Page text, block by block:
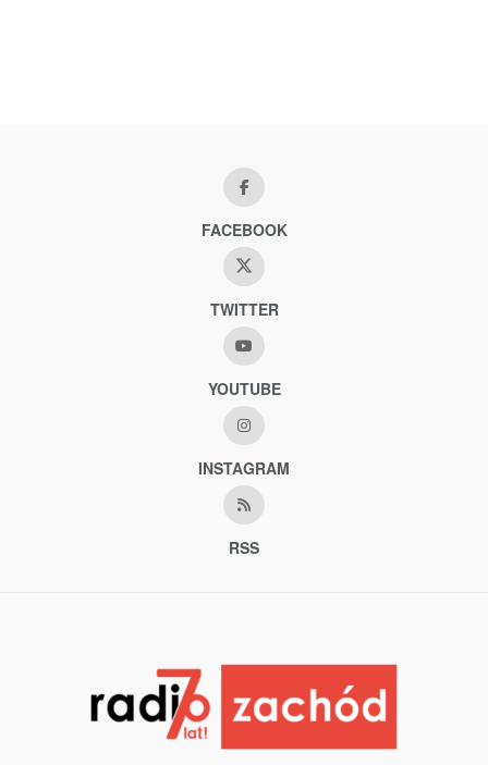
FACEBOOK
TWITTER
YOUTUBE
INSTAGRAM
RSS